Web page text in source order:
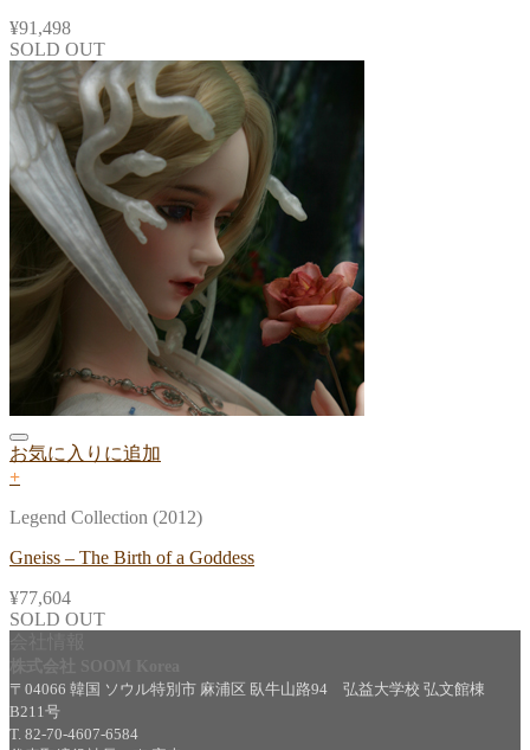
¥91,498
SOLD OUT
お気に入りに追加
+
Legend Collection (2012)
Gneiss – The Birth of a Goddess
¥77,604
SOLD OUT
〒04066 韓国 ソウル特別市 麻浦区 臥牛山路94 弘益大学校 弘文館棟
B211号
T. 82-70-4607-6584